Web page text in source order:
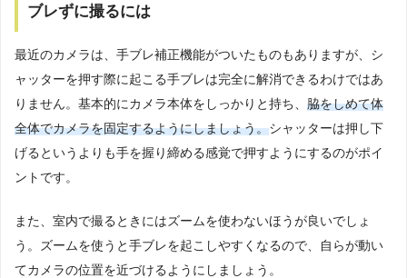
ブレずに撮るには
最近のカメラは、手ブレ補正機能がついたものもありますが、シ
ャッターを押す際に起こる手ブレは完全に解消できるわけではあ
りません。基本的にカメラ本体をしっかりと持ち、 脇をしめて体
全体でカメラを固定するようにしましょう。シャッターは押し下
げるというよりも手を握り締める感覚で押すようにするのがポイ
ントです。
また、室内で撮るときにはズームを使わないほうが良いでしょ
う。ズームを使うと手ブレを起こしやすくなるので、自らが動い
てカメラの位置を近づけるようにしましょう。